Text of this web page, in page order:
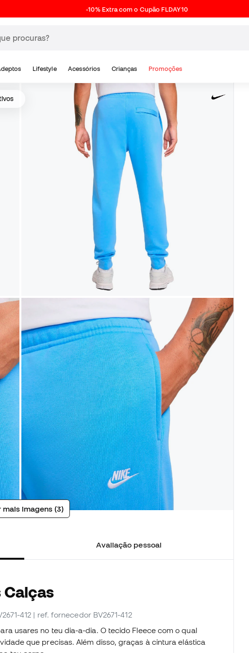
-10% Extra com o Cupão FLDAY10
Lifestyle Acessórios Crianças Promoções
mais imagens (3)
Avaliação pessoal
412 | ref. fornecedor BV2671-412
usares no teu dia-a-dia. O tecido Fleece com o qual
que precisas. Além disso, graças à cintura elástica